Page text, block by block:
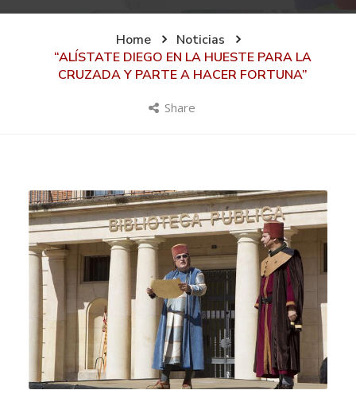
Home
Noticias
“ALÍSTATE DIEGO EN LA HUESTE PARA LA
CRUZADA Y PARTE A HACER FORTUNA”
Share